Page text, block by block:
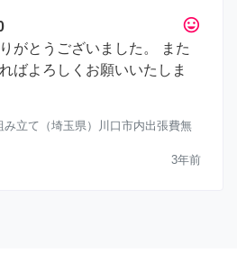
tag_faces
がとうございました。 また
ばよろしくお願いいたしま
み立て（埼玉県）川口市内出張費無
3年前